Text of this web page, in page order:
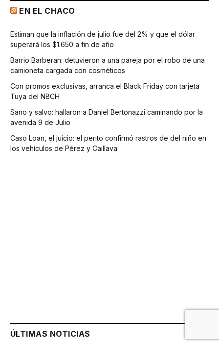
EN EL CHACO
Estiman que la inflación de julio fue del 2% y que el dólar
superará los $1.650 a fin de año
Barrio Barberan: detuvieron a una pareja por el robo de una
camioneta cargada con cosméticos
Con promos exclusivas, arranca el Black Friday con tarjeta
Tuya del NBCH
Sano y salvo: hallaron a Daniel Bertonazzi caminando por la
avenida 9 de Julio
Caso Loan, el juicio: el perito confirmó rastros de del niño en
los vehículos de Pérez y Caillava
ÚLTIMAS NOTICIAS